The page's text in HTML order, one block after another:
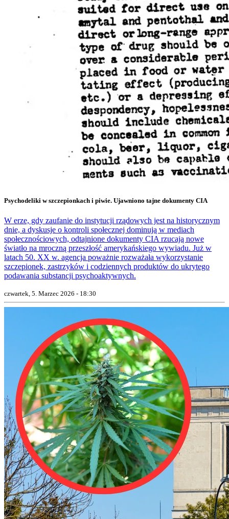
Psychodeliki w szczepionkach i piwie. Ujawniono tajne dokumenty CIA
W erze, gdy zaufanie do instytucji rządowych jest na historycznym
dnie, a dyskusje o kontroli społecznej dominują w mediach
społecznościowych, odtajnione dokumenty CIA rzucają nowe
światło na mroczną przeszłość amerykańskiego wywiadu. Już w
latach 50. XX w. agencja poważnie rozważała wykorzystanie
szczepionek, zastrzyków i codziennych produktów do ukrytego
podawania substancji psychoaktywnych.
czwartek, 5. Marzec 2026 - 18:30